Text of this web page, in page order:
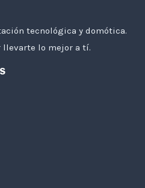
tecnológica y domótica.
llevarte lo mejor a tí.